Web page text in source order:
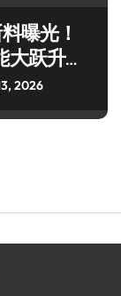
曝光！
跃升引
2026